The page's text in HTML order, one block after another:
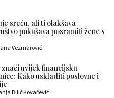
sreću, ali ti olakšava
pokušava posramiti žene s
Vezmarović
uvijek financijsku
Kako uskladiti poslovne i
Bilić Kovačević